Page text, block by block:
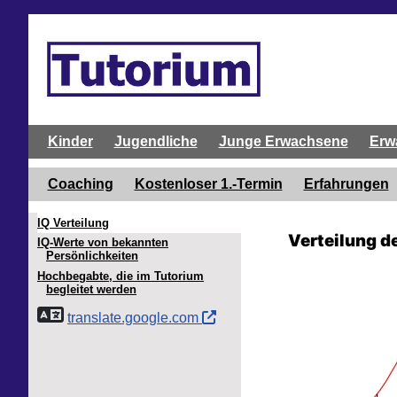
Kinder Jugendliche Junge Erwachsene
Coaching Kostenloser 1.-Termin Erfahrungen
Verteilung
IQ Verteilung
IQ-Werte von bekannten
Persönlichkeiten
Hochbegabte, die im Tutorium
begleitet werden
translate.google.com